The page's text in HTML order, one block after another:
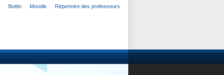
Bottin Moodle Répertoire des professeurs